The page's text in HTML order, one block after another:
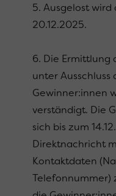
5. Ausgelost wird
20.12.2025.
6. Die Ermittlung
unter Ausschluss
Gewinner:innen
verständigt. Die
sich bis zum
Direktnachricht
Kontaktdaten
Telefonnummer)